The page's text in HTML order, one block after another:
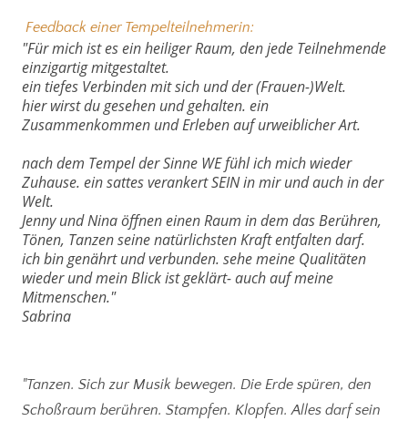
Feedback einer Tempelteilnehmerin:
"Für mich ist es ein heiliger Raum, den jede Teilnehmende
einzigartig mitgestaltet.
ein tiefes Verbinden mit sich und der (Frauen-)Welt.
hier wirst du gesehen und gehalten. ein
Zusammenkommen und Erleben auf urweiblicher Art.
nach dem Tempel der Sinne WE fühl ich mich wieder
Zuhause. ein sattes verankert SEIN in mir und auch in der
Welt.
Jenny und Nina öffnen einen Raum in dem das Berühren,
Tönen, Tanzen seine natürlichsten Kraft entfalten darf.
ich bin genährt und verbunden. sehe meine Qualitäten
wieder und mein Blick ist geklärt- auch auf meine
Mitmenschen."
Sabrina
"Tanzen. Sich zur Musik bewegen. Die Erde spüren, den
Schoßraum berühren. Stampfen. Klopfen. Alles darf sein